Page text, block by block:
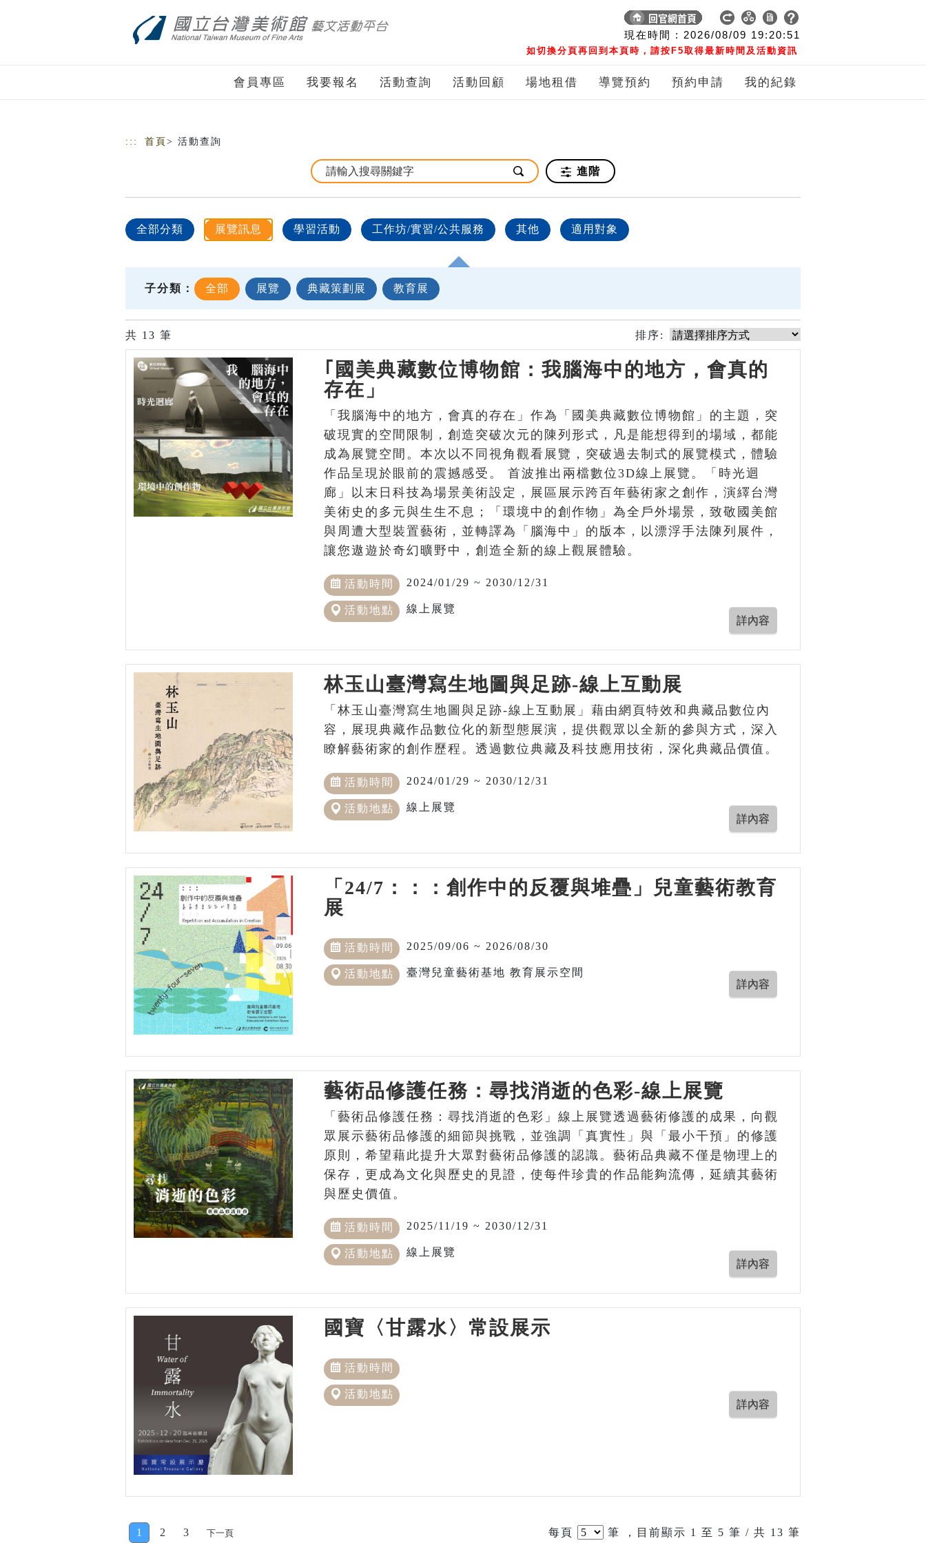
現在時間 : 2026/08/09 19:20:52
如切換分頁再回到本頁時，請按F5取得最新時間及活動資訊
會員專區 我要報名 活動查詢 活動回顧 場地租借 導覽預約 預約申請 我的紀錄
::: 首頁 > 活動查詢
進階
全部分類 展覽訊息 學習活動 工作坊/實習/公共服務 其他 適用對象
子分類： 全部 展覽 典藏策劃展 教育展
共 13 筆 排序:
｢國美典藏數位博物館：我腦海中的地方，會真的
存在」
「我腦海中的地方，會真的存在」作為「國美典藏數位博物館」的主題，突
破現實的空間限制，創造突破次元的陳列形式，凡是能想得到的場域，都能
成為展覽空間。本次以不同視角觀看展覽，突破過去制式的展覽模式，體驗
作品呈現於眼前的震撼感受。 首波推出兩檔數位3D線上展覽。「時光迴
廊」以末日科技為場景美術設定，展區展示跨百年藝術家之創作，演繹台灣
美術史的多元與生生不息；「環境中的創作物」為全戶外場景，致敬國美館
與周遭大型裝置藝術，並轉譯為「腦海中」的版本，以漂浮手法陳列展件，
讓您遨遊於奇幻曠野中，創造全新的線上觀展體驗。
活動時間 2024/01/29 ~ 2030/12/31
活動地點 線上展覽
林玉山臺灣寫生地圖與足跡-線上互動展
「林玉山臺灣寫生地圖與足跡-線上互動展」藉由網頁特效和典藏品數位內
容，展現典藏作品數位化的新型態展演，提供觀眾以全新的參與方式，深入
瞭解藝術家的創作歷程。透過數位典藏及科技應用技術，深化典藏品價值。
活動時間 2024/01/29 ~ 2030/12/31
活動地點 線上展覽
「24/7：：：創作中的反覆與堆疊」兒童藝術教育
展
活動時間 2025/09/06 ~ 2026/08/30
活動地點 臺灣兒童藝術基地 教育展示空間
藝術品修護任務：尋找消逝的色彩-線上展覽
「藝術品修護任務：尋找消逝的色彩」線上展覽透過藝術修護的成果，向觀
眾展示藝術品修護的細節與挑戰，並強調「真實性」與「最小干預」的修護
原則，希望藉此提升大眾對藝術品修護的認識。藝術品典藏不僅是物理上的
保存，更成為文化與歷史的見證，使每件珍貴的作品能夠流傳，延續其藝術
與歷史價值。
活動時間 2025/11/19 ~ 2030/12/31
活動地點 線上展覽
國寶〈甘露水〉常設展示
活動時間
活動地點
1 2 3 下一頁 每頁 筆 ，目前顯示 1 至 5 筆 / 共 13 筆